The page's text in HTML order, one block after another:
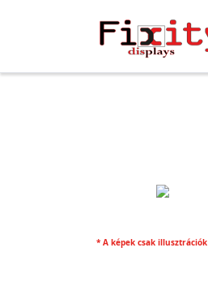
* A képek csak illusztrációk